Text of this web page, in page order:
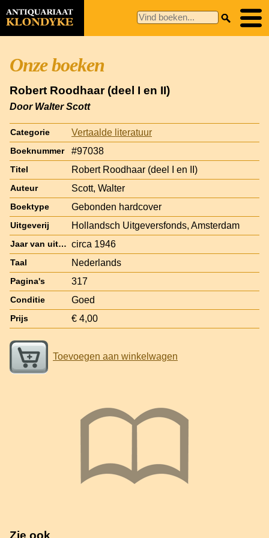
Onze boeken
Robert Roodhaar (deel I en II)
Door Walter Scott
Categorie Vertaalde literatuur
Boeknummer #97038
Titel Robert Roodhaar (deel I en II)
Auteur Scott, Walter
Boektype Gebonden hardcover
Uitgeverij Hollandsch Uitgeversfonds, Amsterdam
Jaar van uitgave circa 1946
Taal Nederlands
Pagina's 317
Conditie Goed
Prijs € 4,00
Toevoegen aan winkelwagen
Zie ook